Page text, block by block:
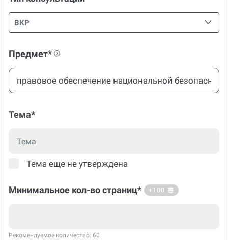
ВКР
Предмет*
Тема*
Тема еще не утверждена
Минимальное кол-во страниц* +100
Рекомендуемое количество: 60